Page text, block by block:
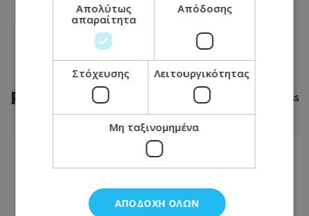
ΡΟΗ ΕΙΔΗΣΕΩΝ
Εορτολόγιο: Ποιοι γιορτάζουν σήμερα
Απολύτως
απαραίτητα
Απόδοσης
Στόχευσης Λειτουργικότητας
Μη ταξινομημένα
ΑΠΟΔΟΧΉ ΌΛΩΝ